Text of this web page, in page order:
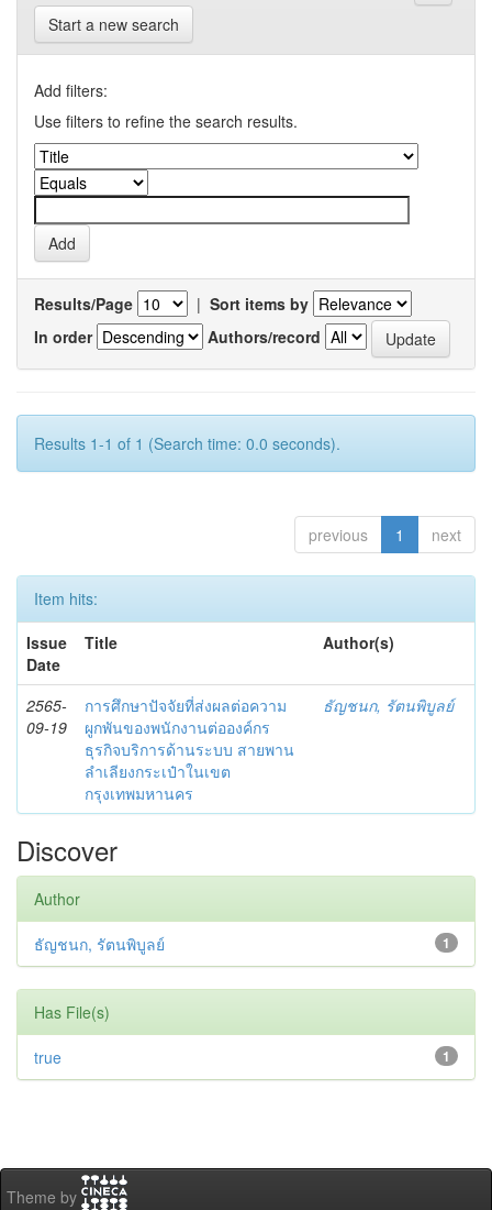
Start a new search
Add filters:
Use filters to refine the search results.
Results/Page | Sort items by
In order
Authors/record
Results 1-1 of 1 (Search time: 0.0 seconds).
previous 1 next
Item hits:
Issue
Date
Title Author(s)
2565-
09-19
การศึกษาปัจจัยที่ส่งผลต่อความ
ผูกพันของพนักงานต่อองค์กร
ธุรกิจบริการด้านระบบ สายพาน
ลำเลียงกระเป๋าในเขต
กรุงเทพมหานคร
ธัญชนก, รัตนพิบูลย์
Discover
Author
1
ธัญชนก, รัตนพิบูลย์
Has File(s)
1
true
Theme by